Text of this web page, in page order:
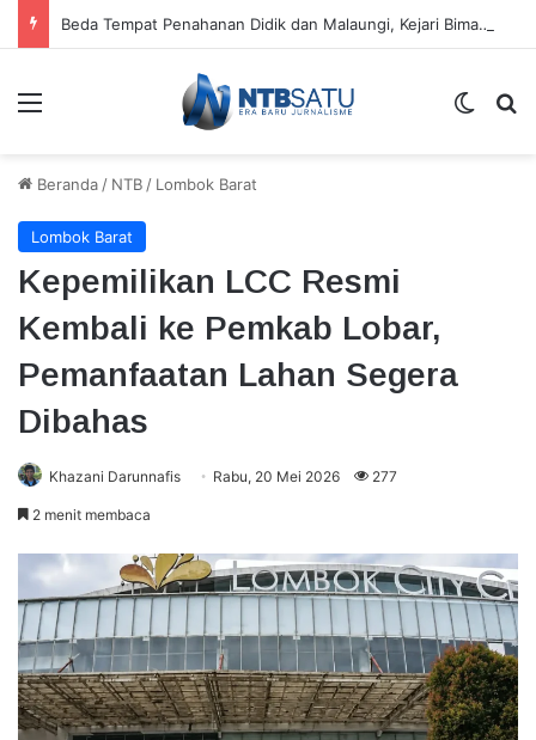
Beda Tempat Penahanan Didik dan Malaungi, Kejari Bima: Alasan Keamanan
Menu
Beranda / NTB / Lombok Barat
Lombok Barat
Kepemilikan LCC Resmi
Kembali ke Pemkab Lobar,
Pemanfaatan Lahan Segera
Dibahas
Khazani Darunnafis Rabu, 20 Mei 2026 277
2 menit membaca